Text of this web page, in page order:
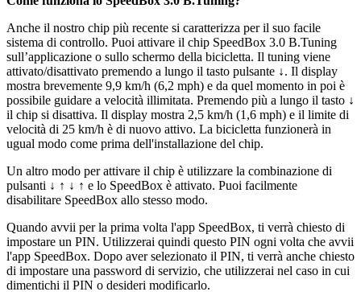
Anche il nostro chip più recente si caratterizza per il suo facile
sistema di controllo. Puoi attivare il chip SpeedBox 3.0 B.Tuning
sull’applicazione o sullo schermo della bicicletta. Il tuning viene
attivato/disattivato premendo a lungo il tasto pulsante ↓. Il display
mostra brevemente 9,9 km/h (6,2 mph) e da quel momento in poi è
possibile guidare a velocità illimitata. Premendo più a lungo il tasto ↓
il chip si disattiva. Il display mostra 2,5 km/h (1,6 mph) e il limite di
velocità di 25 km/h è di nuovo attivo. La bicicletta funzionerà in
ugual modo come prima dell'installazione del chip.
Un altro modo per attivare il chip è utilizzare la combinazione di
pulsanti ↓ ↑ ↓ ↑ e lo SpeedBox è attivato. Puoi facilmente
disabilitare SpeedBox allo stesso modo.
Quando avvii per la prima volta l'app SpeedBox, ti verrà chiesto di
impostare un PIN. Utilizzerai quindi questo PIN ogni volta che avvii
l'app SpeedBox. Dopo aver selezionato il PIN, ti verrà anche chiesto
di impostare una password di servizio, che utilizzerai nel caso in cui
dimentichi il PIN o desideri modificarlo.